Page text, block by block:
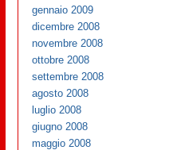
gennaio 2009
dicembre 2008
novembre 2008
ottobre 2008
settembre 2008
agosto 2008
luglio 2008
giugno 2008
maggio 2008